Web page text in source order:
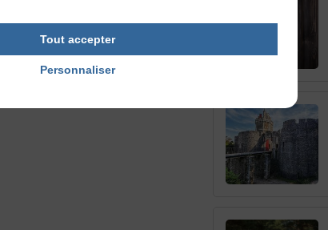
Tout accepter
Personnaliser